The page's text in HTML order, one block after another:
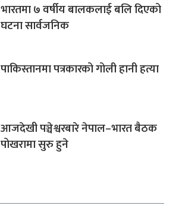
भारतमा ७ वर्षीय बालकलाई बलि दिएको
घटना सार्वजनिक
पाकिस्तानमा पत्रकारको गोली हानी हत्या
आजदेखी पञ्चेश्वरबारे नेपाल–भारत बैठक
पोखरामा सुरु हुने